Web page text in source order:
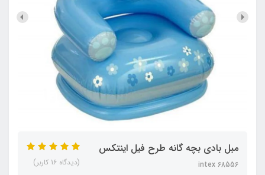
مبل بادی بچه گانه طرح فیل اینتکس
intex 68556 (دیدگاه 16 کاربر)